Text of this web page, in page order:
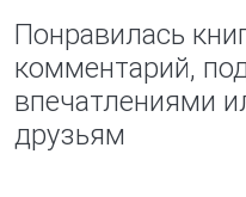
Понравилась
комментарий,
впечатлениями
друзьям